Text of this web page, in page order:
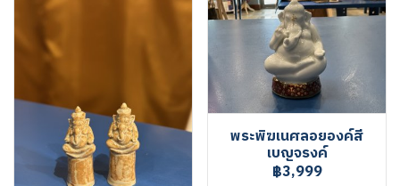
พระพิฆเนศลอยองค์สี
เบญจรงค์
฿3,999